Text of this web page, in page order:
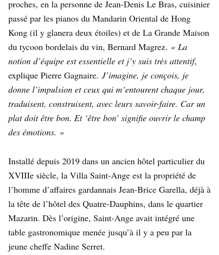
proches, en la personne de Jean-Denis Le Bras, cuisinier
passé par les pianos du Mandarin Oriental de Hong
Kong (il y glanera deux étoiles) et de La Grande Maison
du tycoon bordelais du vin, Bernard Magrez. « La
notion d’équipe est essentielle et j’y suis très attentif,
explique Pierre Gagnaire. J’imagine, je conçois, je
donne l’impulsion et ceux qui m’entourent chaque jour,
traduisent, construisent, avec leurs savoir-faire. Car un
plat doit être bon. Et ‘être bon’ signifie ouvrir le champ
des émotions. »
Installé depuis 2019 dans un ancien hôtel particulier du
XVIIIe siècle, la Villa Saint-Ange est la propriété de
l’homme d’affaires gardannais Jean-Brice Garella, déjà à
la tête de l’hôtel des Quatre-Dauphins, dans le quartier
Mazarin. Dès l’origine, Saint-Ange avait intégré une
table gastronomique menée jusqu’à il y a peu par la
jeune cheffe Nadine Serret.